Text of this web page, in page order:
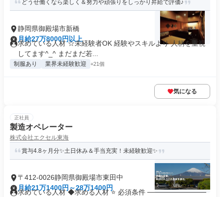
どうせ働くなら楽しく＆努力や頑張りをしっかり昇給で評価♪
静岡県御殿場市新橋
月給27万8000円以上
求めている人材 ☆未経験者OK 経験やスキルより 人柄を重視
してます^_^ まだまだ若...
制服あり 業界未経験歓迎 +21個
気になる
正社員
製造オペレーター
株式会社エクセル東海
賞与4.8ヶ月分✨土日休み＆手当充実！未経験歓迎✨
〒412-0026静岡県御殿場市東田中
月給21万1400円～28万1400円
求めている人材 ◆求める人材 ⭐ 必須条件 ────────────